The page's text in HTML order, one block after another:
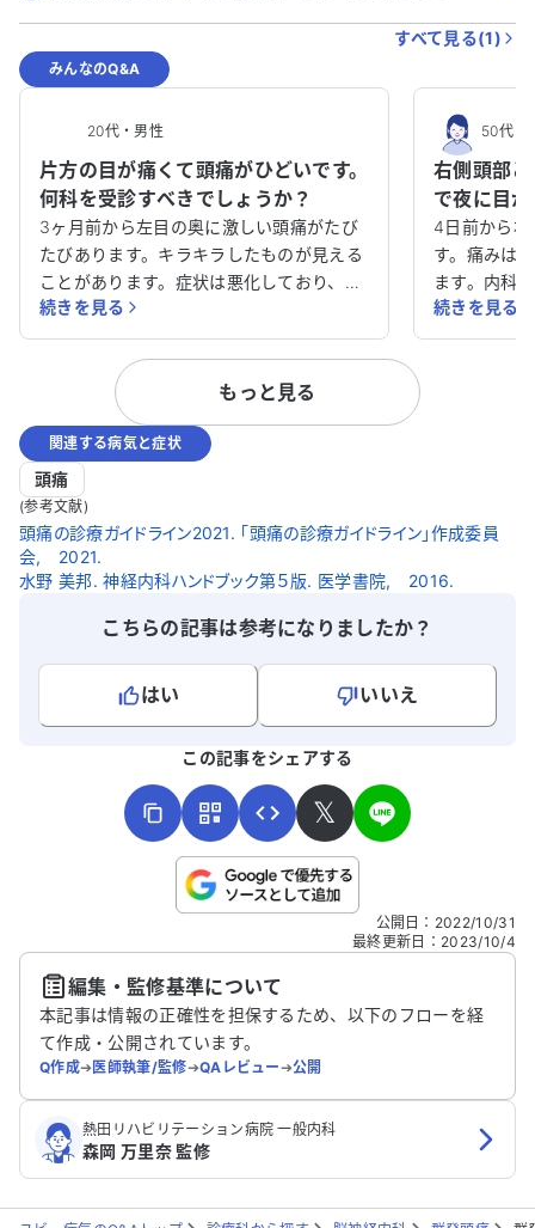
すべて見る(1)
みんなのQ&A
20代・男性
片方の目が痛くて頭痛がひどいです。
何科を受診すべきでしょうか？
3ヶ月前から左目の奥に激しい頭痛がたび
たびあります。キラキラしたものが見える
ことがあります。症状は悪化しており、め
まいや体のだるさも伴います。仕事に集中
できず、どの科を受診すべきか教えてくだ
続きを見る
50代・
右側頭部
で夜に目
きでしょ
4日前から
す。痛みは
ます。内科
が効かない
ます。右瞼
続きを見る
もっと見る
関連する病気と症状
頭痛
(参考文献)
頭痛の診療ガイドライン2021. 「頭痛の診療ガイドライン」作成委員
会, 2021.
水野 美邦. 神経内科ハンドブック第５版. 医学書院, 2016.
こちらの記事は参考になりましたか？
はい
いいえ
こちらは送信専用のフォームです。氏名やご自身の病気の詳細な
送信する
この記事をシェアする
𝕏
公開日 ： 2022/10/31
最終更新日 ： 2023/10/4
編集・監修基準について
本記事は情報の正確性を担保するため、以下のフローを経
て作成・公開されています。
Q作成➔医師執筆/監修➔QAレビュー➔公開
熱田リハビリテーション病院 一般内科
森岡 万里奈 監修